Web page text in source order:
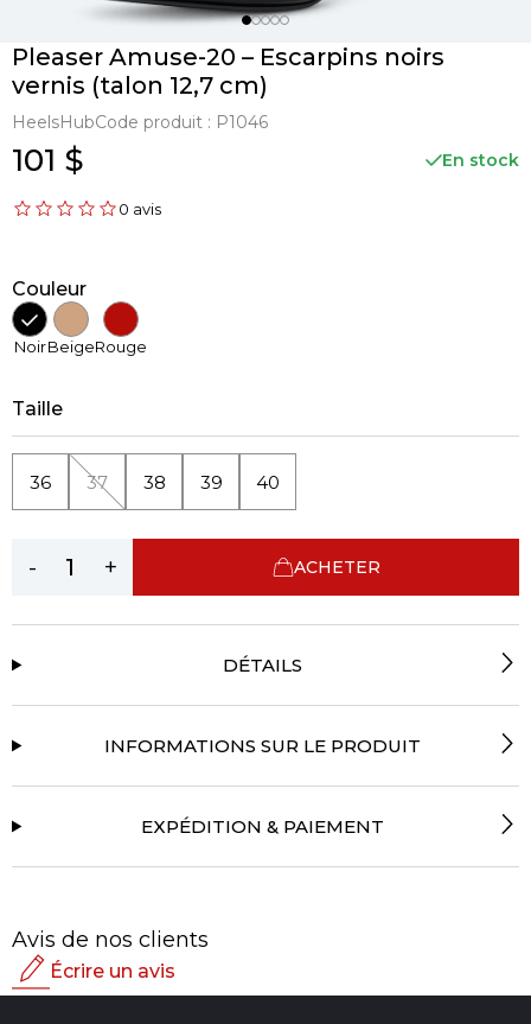
Pleaser Amuse-20 – Escarpins noirs
vernis (talon 12,7 cm)
HeelsHubCode produit : P1046
101 $ En stock
0 avis
Couleur
NoirBeigeRouge
Taille
36 37 38 39 40
- + ACHETER
DÉTAILS
INFORMATIONS SUR LE PRODUIT
EXPÉDITION & PAIEMENT
Avis de nos clients
Écrire un avis